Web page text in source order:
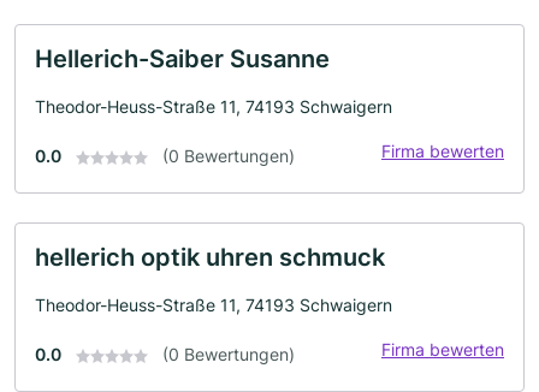
Hellerich-Saiber Susanne
Theodor-Heuss-Straße 11, 74193 Schwaigern
0.0 (0 Bewertungen) Firma bewerten
hellerich optik uhren schmuck
Theodor-Heuss-Straße 11, 74193 Schwaigern
0.0 (0 Bewertungen) Firma bewerten